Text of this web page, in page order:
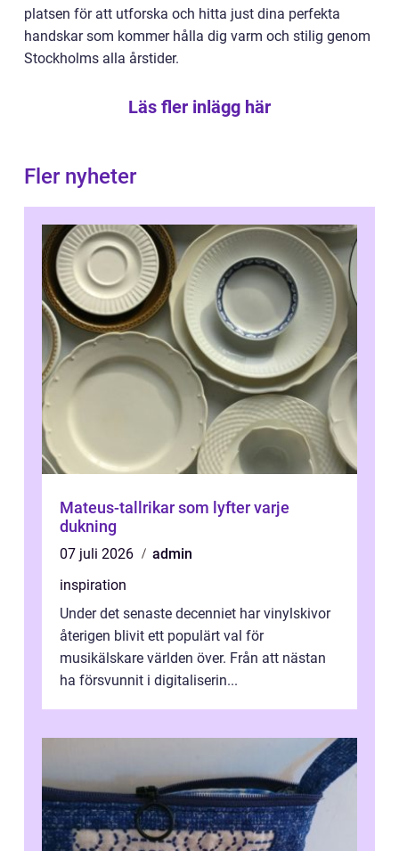
platsen för att utforska och hitta just dina perfekta
handskar som kommer hålla dig varm och stilig genom
Stockholms alla årstider.
Läs fler inlägg här
Fler nyheter
Mateus-tallrikar som lyfter varje
dukning
07 juli 2026
admin
inspiration
Under det senaste decenniet har vinylskivor
återigen blivit ett populärt val för
musikälskare världen över. Från att nästan
ha försvunnit i digitaliserin...